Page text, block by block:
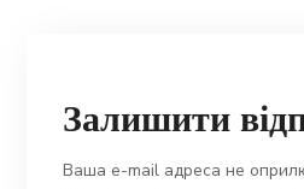
Залишити
Ваша e-mail адреса не